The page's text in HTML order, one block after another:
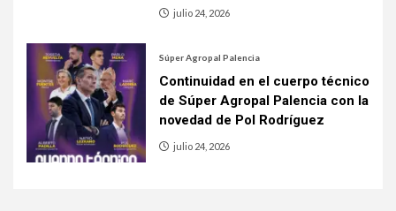
julio 24, 2026
Súper Agropal Palencia
Continuidad en el cuerpo técnico
de Súper Agropal Palencia con la
novedad de Pol Rodríguez
julio 24, 2026